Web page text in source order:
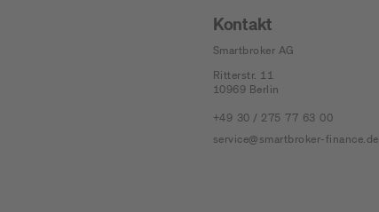
Kontakt
Smartbroker AG
Ritterstr. 11
10969 Berlin
+49 30 / 275 77 63 00
service@smartbroker-finance.de